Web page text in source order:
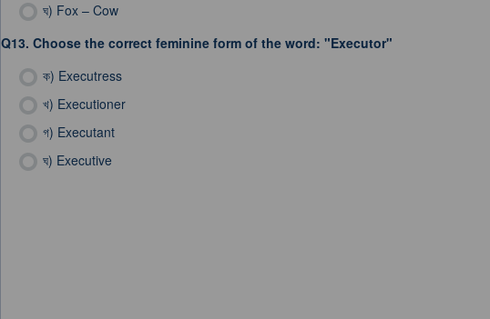
ঘ) Fox – Cow
Q13. Choose the correct feminine form of the word: "Executor"
ক) Executress
খ) Executioner
গ) Executant
ঘ) Executive